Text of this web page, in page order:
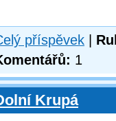
příspěvek
1
Krupá